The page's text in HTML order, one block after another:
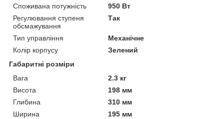
Споживана потужність
950 Вт
Регулювання ступеня
обсмажування
Так
Тип управління
Механічне
Колір корпусу
Зелений
Габаритні розміри
Вага
2.3 кг
Висота
198 мм
Глибина
310 мм
Ширина
195 мм